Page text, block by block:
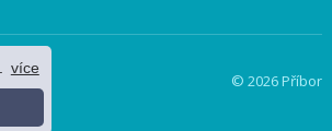
více
© 2026 Příbor